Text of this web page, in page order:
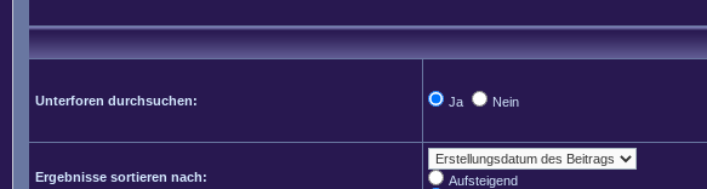
Unterforen durchsuchen: Ja Nein
Ergebnisse sortieren nach:
Aufsteigend